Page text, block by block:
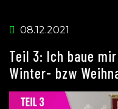
08.12.2021
Teil 3: Ich baue
Winter- bzw